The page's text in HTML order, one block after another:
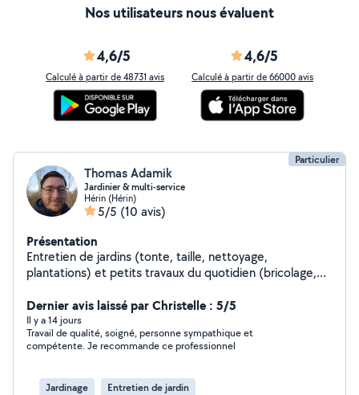
Nos utilisateurs nous évaluent
4,6/5
Calculé à partir de 48731 avis
4,6/5
Calculé à partir de 66000 avis
Particulier
Thomas Adamik
Jardinier & multi-service
Hérin (Hérin)
5/5 (10 avis)
Présentation
Entretien de jardins (tonte, taille, nettoyage,
plantations) et petits travaux du quotidien (bricolage,
Votre voisin de confiance pour un service simple et
efficace.
Dernier avis laissé par Christelle : 5/5
Il y a 14 jours
Travail de qualité, soigné, personne sympathique et
compétente. Je recommande ce professionnel
Jardinage Entretien de jardin